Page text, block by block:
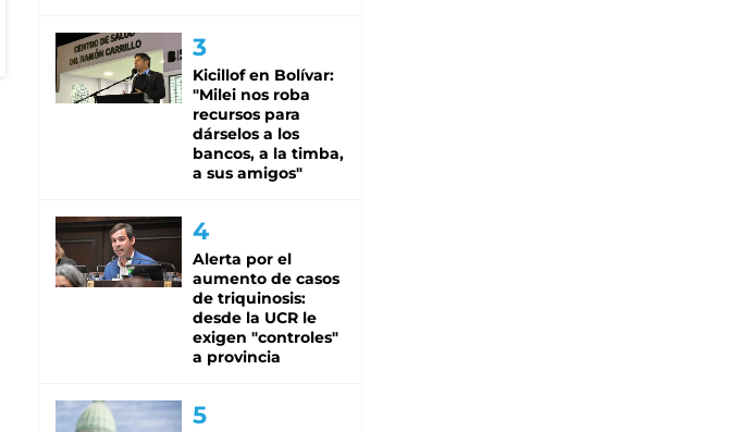
Kicillof en Bolívar:
"Milei nos roba
recursos para
dárselos a los
bancos, a la timba,
a sus amigos"
Alerta por el
aumento de casos
de triquinosis:
desde la UCR le
exigen "controles"
a provincia